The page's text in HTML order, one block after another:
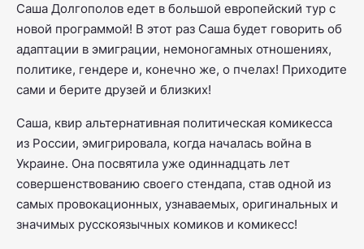
Саша Долгополов едет в большой европейский тур с
новой программой! В этот раз Саша будет говорить об
адаптации в эмиграции, немоногамных отношениях,
политике, гендере и, конечно же, о пчелах! Приходите
сами и берите друзей и близких!
Саша, квир альтернативная политическая комикесса
из России, эмигрировала, когда началась война в
Украине. Она посвятила уже одиннадцать лет
совершенствованию своего стендапа, став одной из
самых провокационных, узнаваемых, оригинальных и
значимых русскоязычных комиков и комикесс!